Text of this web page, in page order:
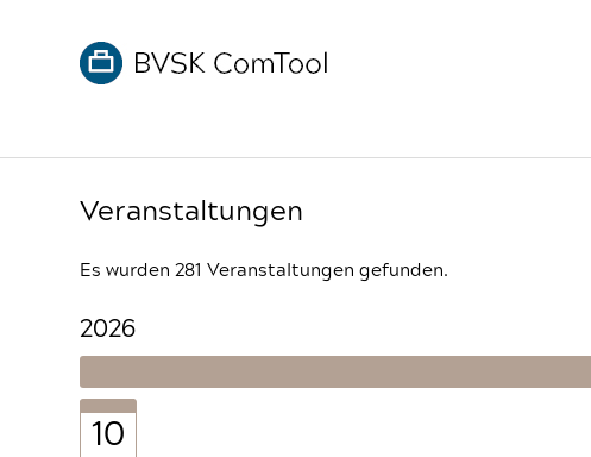
Veranstaltungen
Es wurden 281 Veranstaltungen gefunden.
2026
10